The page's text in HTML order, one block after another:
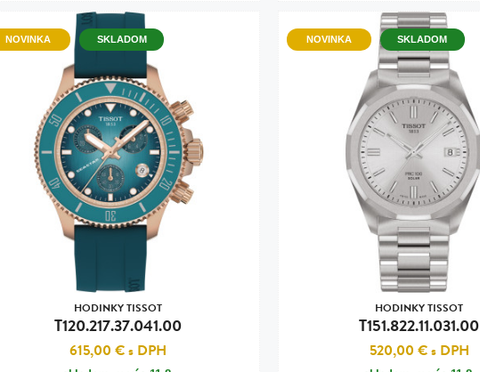
NOVINKA SKLADOM
HODINKY TISSOT
T120.217.37.041.00
615,00 €s DPH
NOVINKA SKLADOM
HODINKY TISSOT
T151.822.11.031.00
520,00 €s DPH